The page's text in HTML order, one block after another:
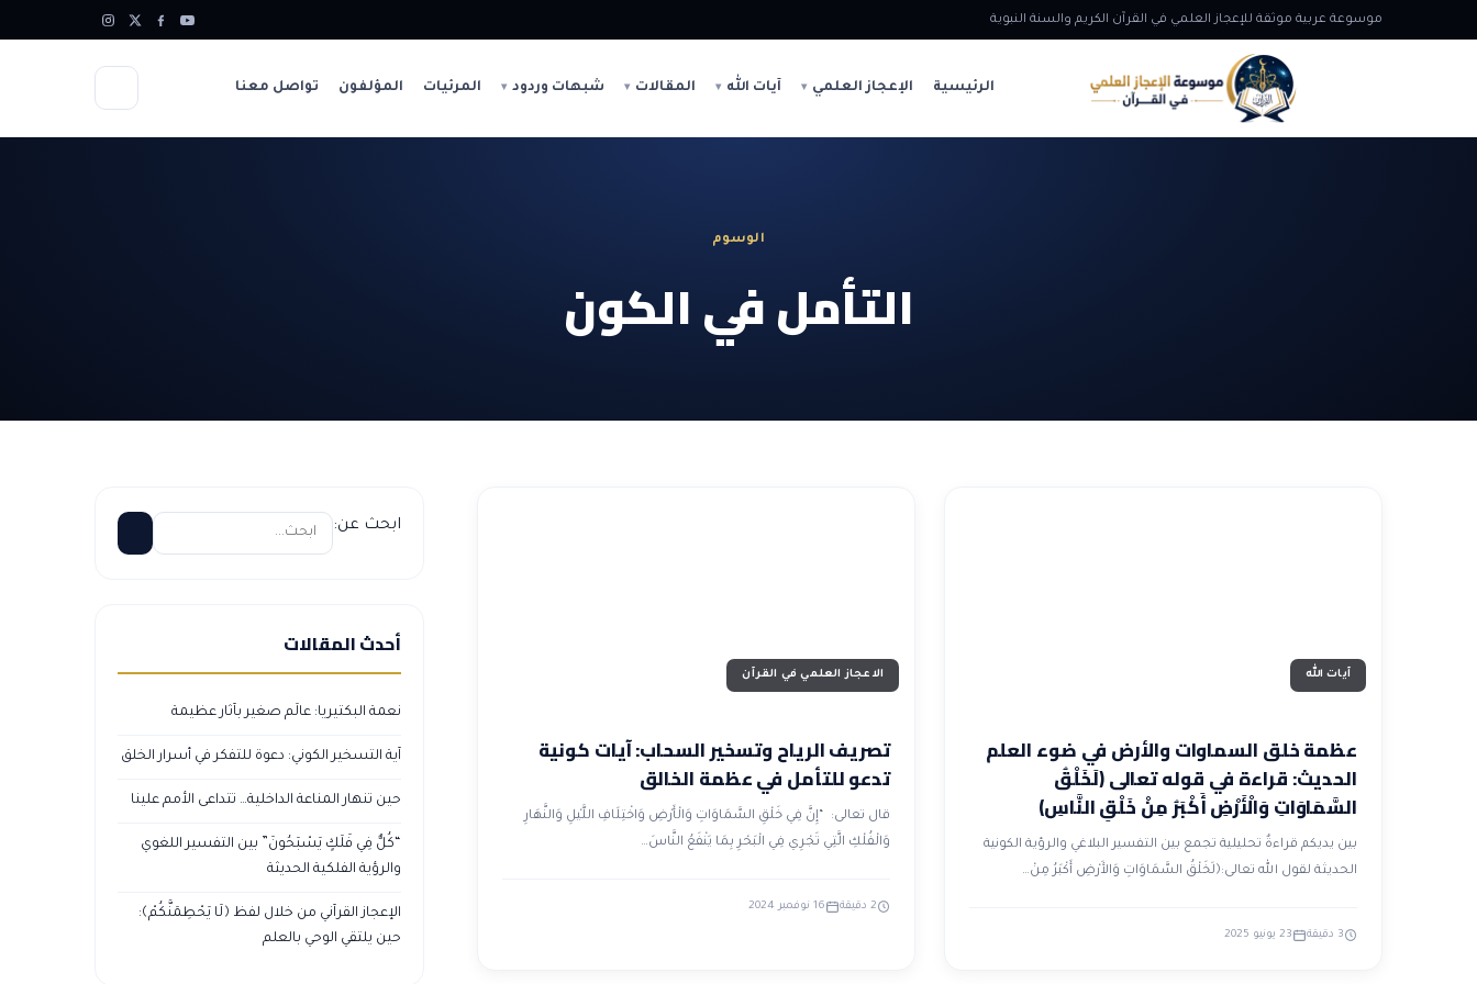
موسوعة عربية موثقة للإعجاز العلمي في القرآن الكريم والسنة النبوية
الرئيسية الإعجاز العلمي آيات الله المقالات شبهات وردود المرئيات المؤلفون تواصل معنا
الوسوم
التأمل في الكون
آيات الله
عظمة خلق السماوات والأرض في ضوء العلم
الحديث: قراءة في قوله تعالى ﴿لَخَلْقُ
السَّمَاوَاتِ وَالْأَرْضِ أَكْبَرُ مِنْ خَلْقِ النَّاسِ﴾
بين يديكم قراءةٌ تحليلية تجمع بين التفسير البلاغي والرؤية الكونية
الحديثة لقول الله تعالى:﴿لَخَلْقُ السَّمَاوَاتِ وَالأَرْضِ أَكْبَرُ مِنْ…
3 دقيقة 23 يونيو 2025
الاعجاز العلمي في القرآن
تصريف الرياح وتسخير السحاب: آيات كونية
تدعو للتأمل في عظمة الخالق
قال تعالى: “إِنَّ فِي خَلْقِ السَّمَاوَاتِ وَالْأَرْضِ وَاخْتِلَافِ اللَّيْلِ وَالنَّهَارِ
وَالْفُلْكِ الَّتِي تَجْرِي فِي الْبَحْرِ بِمَا يَنْفَعُ النَّاسَ…
2 دقيقة 16 نوفمبر 2024
ابحث عن:
أحدث المقالات
نعمة البكتيريا: عالَم صغير بآثار عظيمة
آية التسخير الكوني: دعوة للتفكر في أسرار الخلق
حين تنهار المناعة الداخلية… تتداعى الأمم علينا
“كُلٌّ فِي فَلَكٍ يَسْبَحُونَ” بين التفسير اللغوي
والرؤية الفلكية الحديثة
الإعجاز القرآني من خلال لفظ ﴿لَا يَحْطِمَنَّكُمْ﴾:
حين يلتقي الوحي بالعلم